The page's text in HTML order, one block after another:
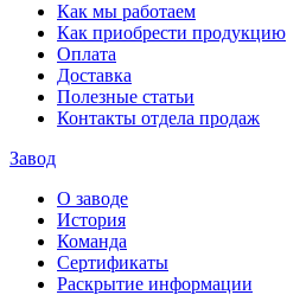
Как мы работаем
Как приобрести продукцию
Оплата
Доставка
Полезные статьи
Контакты отдела продаж
Завод
О заводе
История
Команда
Сертификаты
Раскрытие информации